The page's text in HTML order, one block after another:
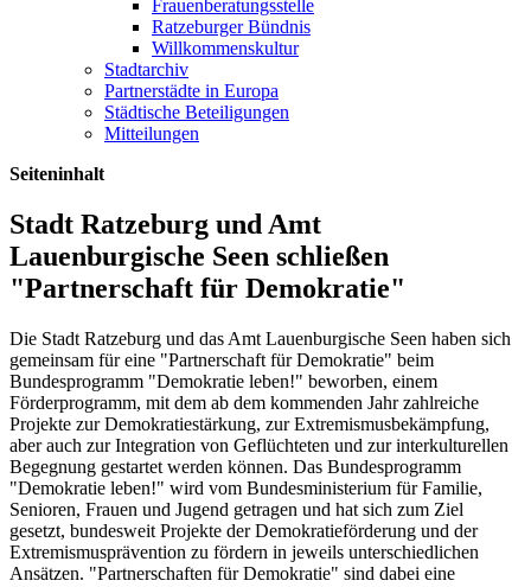
Frauenberatungsstelle
Ratzeburger Bündnis
Willkommenskultur
Stadtarchiv
Partnerstädte in Europa
Städtische Beteiligungen
Mitteilungen
Seiteninhalt
Stadt Ratzeburg und Amt
Lauenburgische Seen schließen
"Partnerschaft für Demokratie"
Die Stadt Ratzeburg und das Amt Lauenburgische Seen haben sich
gemeinsam für eine "Partnerschaft für Demokratie" beim
Bundesprogramm "Demokratie leben!" beworben, einem
Förderprogramm, mit dem ab dem kommenden Jahr zahlreiche
Projekte zur Demokratiestärkung, zur Extremismusbekämpfung,
aber auch zur Integration von Geflüchteten und zur interkulturellen
Begegnung gestartet werden können. Das Bundesprogramm
"Demokratie leben!" wird vom Bundesministerium für Familie,
Senioren, Frauen und Jugend getragen und hat sich zum Ziel
gesetzt, bundesweit Projekte der Demokratie­förderung und der
Extremismusprävention zu fördern in jeweils unterschiedlichen
Ansätzen. "Partnerschaften für Demokratie" sind dabei eine